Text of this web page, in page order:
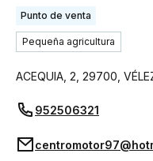
Punto de venta
Pequeña agricultura
ACEQUIA, 2 29700
952506321